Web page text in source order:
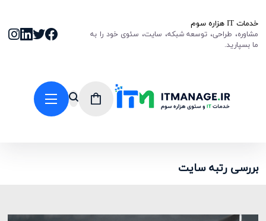
خدمات IT هزاره سوم
مشاوره، طراحی، توسعه شبکه، سایت، سئوی خود را به
ما بسپارید.
بررسی رتبه سایت